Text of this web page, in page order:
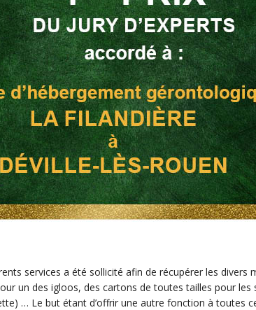
services a été sollicité afin de récupérer les divers
un des igloos, des cartons de toutes tailles pour les
… Le but étant d’offrir une autre fonction à toutes